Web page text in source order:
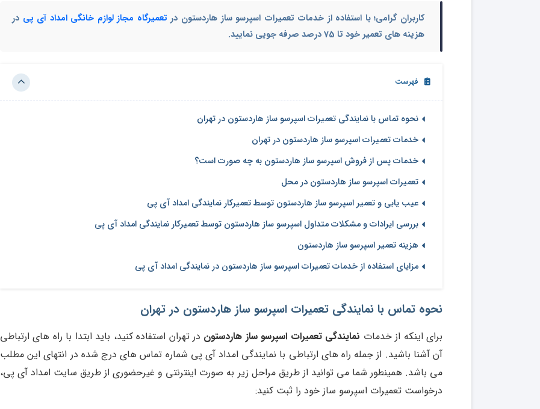
کاربران گرامی؛ با استفاده از خدمات تعمیرات اسپرسو ساز هاردستون در تعمیرگاه مجاز لوازم خانگی امداد آی پی در
هزینه های تعمیر خود تا 75 درصد صرفه جویی نمایید.
فهرست
نحوه تماس با نمایندگی تعمیرات اسپرسو ساز هاردستون در تهران
خدمات تعمیرات اسپرسو ساز هاردستون در تهران
خدمات پس از فروش اسپرسو ساز هاردستون به چه صورت است؟
تعمیرات اسپرسو ساز هاردستون در محل
عیب یابی و تعمیر اسپرسو ساز هاردستون توسط تعمیرکار نمایندگی امداد آی پی
بررسی ایرادات و مشکلات متداول اسپرسو ساز هاردستون توسط تعمیرکار نمایندگی امداد آی پی
هزینه تعمیر اسپرسو ساز هاردستون
مزایای استفاده از خدمات تعمیرات اسپرسو ساز هاردستون در نمایندگی امداد آی پی
نحوه تماس با نمایندگی تعمیرات اسپرسو ساز هاردستون در تهران
برای اینکه از خدمات نمایندگی تعمیرات اسپرسو ساز هاردستون در تهران استفاده کنید، باید ابتدا با راه های ارتباطی
آن آشنا باشید. از جمله راه های ارتباطی با نمایندگی امداد آی پی شماره تماس های درج شده در انتهای این مطلب
می باشد. همینطور شما می توانید از طریق مراحل زیر به صورت اینترنتی و غیرحضوری از طریق سایت امداد آی پی،
درخواست تعمیرات اسپرسو ساز خود را ثبت کنید: